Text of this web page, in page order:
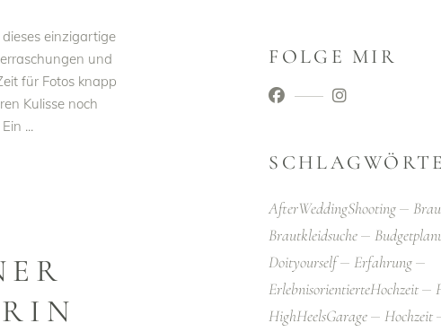
einzigartige
und
für Fotos knapp
Kulisse noch
FOLGE MIR
AfterWeddingShooting
Brautkleidsuche
Doityourself
Erfahrung
ErlebnisorientierteHochzeit
HighHeelsGarage
Hochzeit